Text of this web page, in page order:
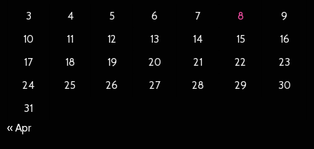
3
4 5 6 7 8
9
10
11 12 13 14 15
16
17
18 19 20 21 22
23
24
25 26 27 28 29
30
31
« Apr